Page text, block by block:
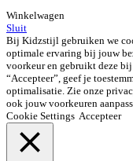
Winkelwagen
Sluit
Bij Kidzstijl gebruiken we
optimale ervaring bij jouw
voorkeur en gebruikt deze
“Accepteer”, geef je
optimalisatie. Zie onze
ook jouw voorkeuren
Cookie Settings Accepteer